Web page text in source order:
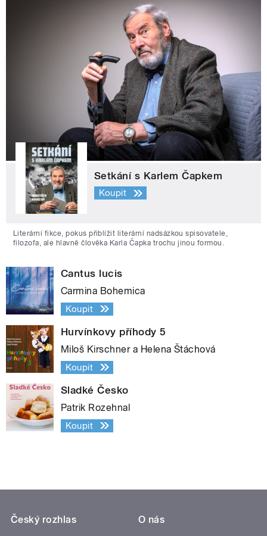
Setkání s Karlem Čapkem
Koupit
Literární fikce, pokus přiblížit literární nadsázkou spisovatele,
filozofa, ale hlavně člověka Karla Čapka trochu jinou formou.
Cantus lucis
Carmina Bohemica
Koupit
Hurvínkovy příhody 5
Miloš Kirschner a Helena Štáchová
Koupit
Sladké Česko
Patrik Rozehnal
Koupit
Český rozhlas
O nás